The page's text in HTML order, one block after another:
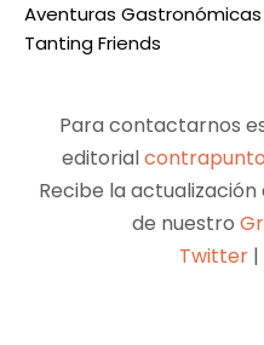
Aventuras Gastronómicas
Tanting Friends
Para contactarnos
editorial
Recibe la
de nuestro
Twitter |